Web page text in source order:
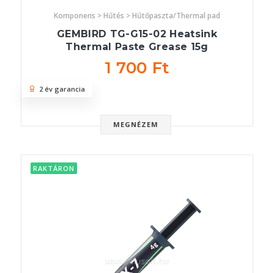
Komponens > Hűtés > Hűtőpaszta/Thermal pad
GEMBIRD TG-G15-02 Heatsink
Thermal Paste Grease 15g
1 700 Ft
MEGNÉZEM
2 év garancia
RAKTÁRON